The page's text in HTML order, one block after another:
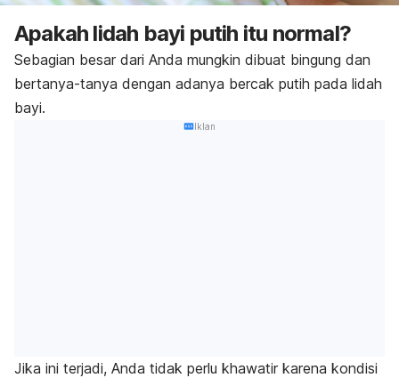
Apakah lidah bayi putih itu normal?
Sebagian besar dari Anda mungkin dibuat bingung dan
bertanya-tanya dengan adanya bercak putih pada lidah
bayi.
Iklan
Jika ini terjadi, Anda tidak perlu khawatir karena kondisi